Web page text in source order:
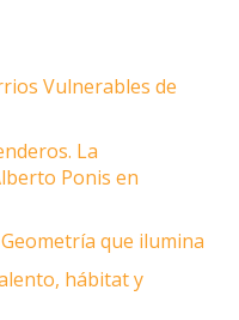
Vulnerables de
La
Ponis en
que ilumina
hábitat y